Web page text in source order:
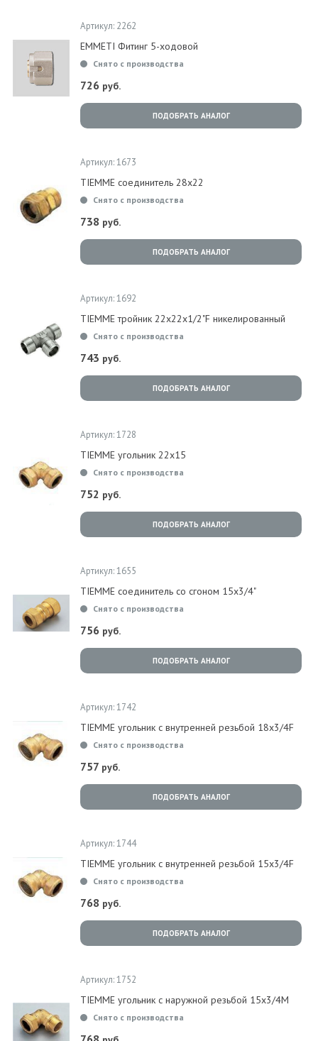
Артикул: 2262
EMMETI Фитинг 5-ходовой
Снято с производства
726 руб.
ПОДОБРАТЬ АНАЛОГ
Артикул: 1673
TIEMME соединитель 28х22
Снято с производства
738 руб.
ПОДОБРАТЬ АНАЛОГ
Артикул: 1692
TIEMME тройник 22x22x1/2"F никелированный
Снято с производства
743 руб.
ПОДОБРАТЬ АНАЛОГ
Артикул: 1728
TIEMME угольник 22x15
Снято с производства
752 руб.
ПОДОБРАТЬ АНАЛОГ
Артикул: 1655
TIEMME соединитель со сгоном 15х3/4"
Снято с производства
756 руб.
ПОДОБРАТЬ АНАЛОГ
Артикул: 1742
TIEMME угольник с внутренней резьбой 18x3/4F
Снято с производства
757 руб.
ПОДОБРАТЬ АНАЛОГ
Артикул: 1744
TIEMME угольник с внутренней резьбой 15x3/4F
Снято с производства
768 руб.
ПОДОБРАТЬ АНАЛОГ
Артикул: 1752
TIEMME угольник с наружной резьбой 15x3/4M
Снято с производства